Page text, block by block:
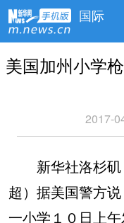
国际
美国加州小学
2017-
新华社洛杉矶
超）据美国警方
一小学１０日上